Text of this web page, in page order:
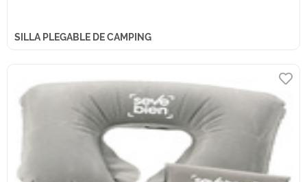
SILLA PLEGABLE DE CAMPING